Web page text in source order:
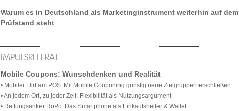
Warum es in Deutschland als Marketinginstrument weiterhin auf dem
Prüfstand steht
IMPULSREFERAT
Mobile Coupons: Wunschdenken und Realität
• Mobiler Flirt am POS: Mit Mobile Couponing günstig neue Zielgruppen erschließen
• An jedem Ort, zu jeder Zeit: Flexibilität als Nutzungsargument
• Rettungsanker RoPo: Das Smartphone als Einkaufshelfer & Wallet